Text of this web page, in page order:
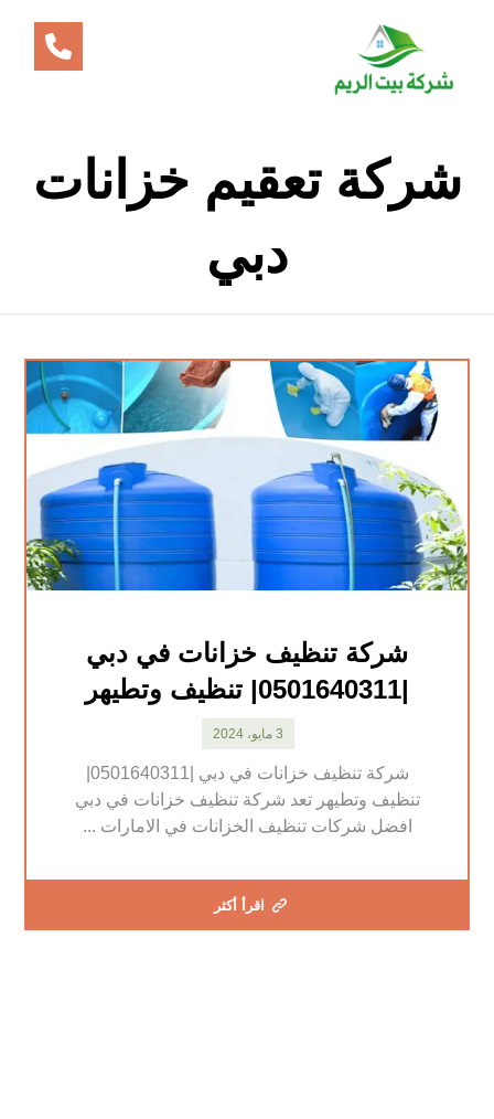
شركة تعقيم خزانات
دبي
شركة تنظيف خزانات في دبي
|0501640311| تنظيف وتطيهر
3 مايو، 2024
تنظيف وتطيهر تعد شركة تنظيف خزانات في دبي
افضل شركات تنظيف الخزانات في الامارات ...
اقرأ أكثر